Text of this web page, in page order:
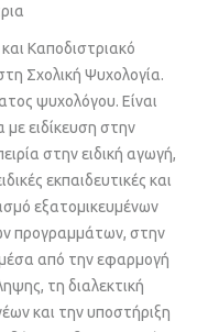
Καποδιστριακό
Σχολική Ψυχολογία.
ψυχολόγου. Είναι
ειδίκευση στην
στην ειδική αγωγή,
εκπαιδευτικές και
εξατομικευμένων
προγραμμάτων, στην
από την εφαρμογή
τη διαλεκτική
και την υποστήριξη